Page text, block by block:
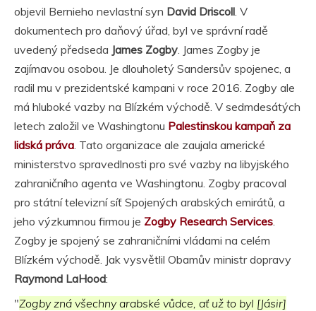
objevil Bernieho nevlastní syn David Driscoll . V
dokumentech pro daňový úřad, byl ve správní radě
uvedený předseda James Zogby . James Zogby je
zajímavou osobou. Je dlouholetý Sandersův spojenec, a
radil mu v prezidentské kampani v roce 2016. Zogby ale
má hluboké vazby na Blízkém východě. V sedmdesátých
letech založil ve Washingtonu Palestinskou kampaň za
lidská práva . Tato organizace ale zaujala americké
ministerstvo spravedlnosti pro své vazby na libyjského
zahraničního agenta ve Washingtonu. Zogby pracoval
pro státní televizní síť Spojených arabských emirátů, a
jeho výzkumnou firmou je Zogby Research Services
Zogby je spojený se zahraničními vládami na celém
Blízkém východě. Jak vysvětlil Obamův ministr dopravy
Raymond LaHood:
"Zogby zná všechny arabské vůdce, ať už to byl [Jásir]